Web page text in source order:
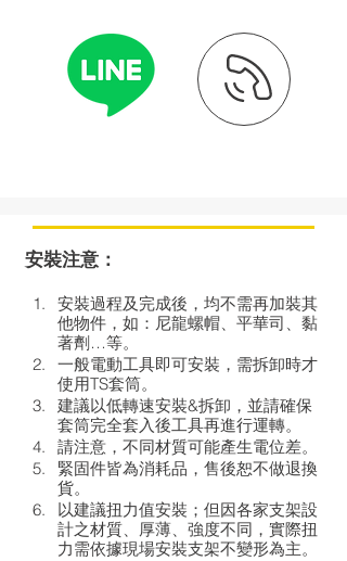
安裝注意：
安裝過程及完成後，均不需再加裝其
他物件，如：尼龍螺帽、平華司、黏
著劑…等。
一般電動工具即可安裝，需拆卸時才
使用TS套筒。
建議以低轉速安裝&拆卸，並請確保
套筒完全套入後工具再進行運轉。
請注意，不同材質可能產生電位差。
緊固件皆為消耗品，售後恕不做退換
貨。
以建議扭力值安裝；但因各家支架設
計之材質、厚薄、強度不同，實際扭
力需依據現場安裝支架不變形為主。